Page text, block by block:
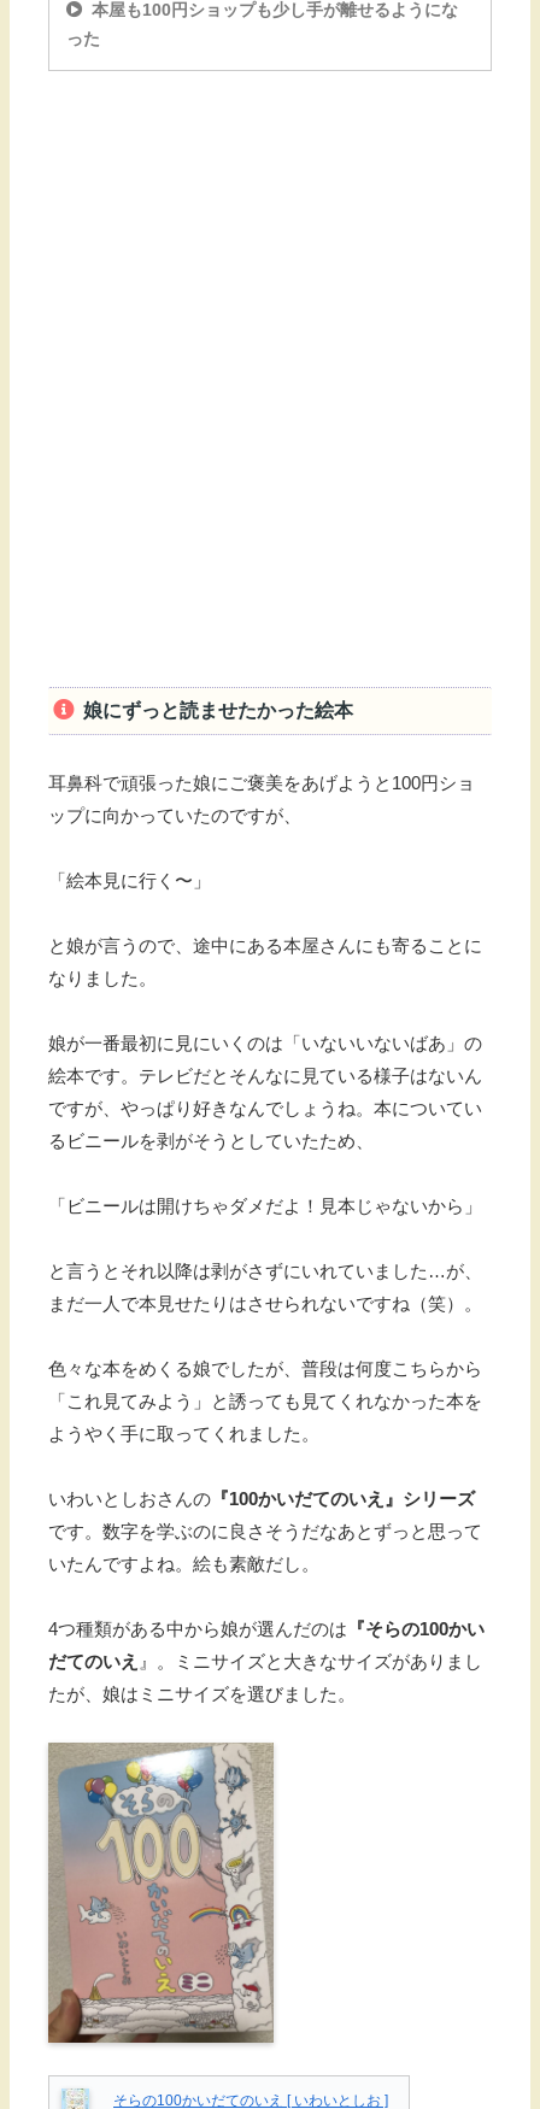
本屋も100円ショップも少し手が離せるようにな
った
娘にずっと読ませたかった絵本
耳鼻科で頑張った娘にご褒美をあげようと100円ショ
ップに向かっていたのですが、
「絵本見に行く〜」
と娘が言うので、途中にある本屋さんにも寄ることに
なりました。
娘が一番最初に見にいくのは「いないいないばあ」の
絵本です。テレビだとそんなに見ている様子はないん
ですが、やっぱり好きなんでしょうね。本についてい
るビニールを剥がそうとしていたため、
「ビニールは開けちゃダメだよ！見本じゃないから」
と言うとそれ以降は剥がさずにいれていました…が、
まだ一人で本見せたりはさせられないですね（笑）。
色々な本をめくる娘でしたが、普段は何度こちらから
「これ見てみよう」と誘っても見てくれなかった本を
ようやく手に取ってくれました。
いわいとしおさんの 『100かいだてのいえ』シリーズ
です。数字を学ぶのに良さそうだなあとずっと思って
いたんですよね。絵も素敵だし。
4つ種類がある中から娘が選んだのは 『そらの100かい
だてのいえ 』。ミニサイズと大きなサイズがありまし
たが、娘はミニサイズを選びました。
そらの100かいだてのいえ [ いわいとしお ]